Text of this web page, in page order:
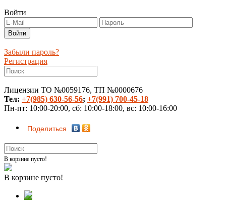
Войти
Забыли пароль?
Регистрация
Лицензии ТО №0059176, ТП №0000676
Тел: +7(985) 630-56-56; +7(991) 700-45-18
Пн-пт: 10:00-20:00, сб: 10:00-18:00, вс: 10:00-16:00
Поделиться
В корзине пусто!
В корзине пусто!